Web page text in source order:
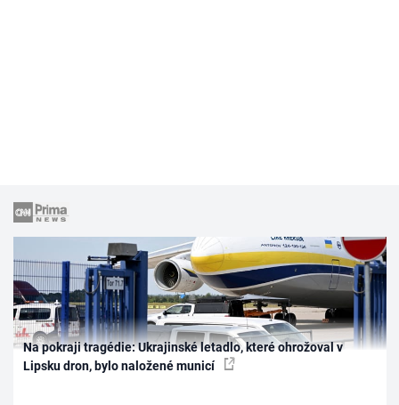
Na pokraji tragédie: Ukrajinské letadlo, které ohrožoval v
Lipsku dron, bylo naložené municí